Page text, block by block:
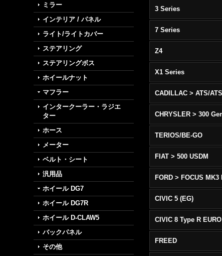
ミラー
インテリア / パネル
ライト/ライトカバー
ステアリング
ステアリングボス
ホイールナット
マフラー
インタークーラー・ラジエ
ター
ホース
メーター
ベルト・シート
汎用品
ホイール DG7
ホイール DG7R
ホイール D-CLAW5
バックパネル
その他
3 Series
7 Series
Z4
X1 Series
CADILLAC > ATS/
CHRYSLER > 300
TERIOS/BE-GO
FIAT > 500 USDM
FORD > FOCUS MK3
CIVIC 5 (EG)
FREED